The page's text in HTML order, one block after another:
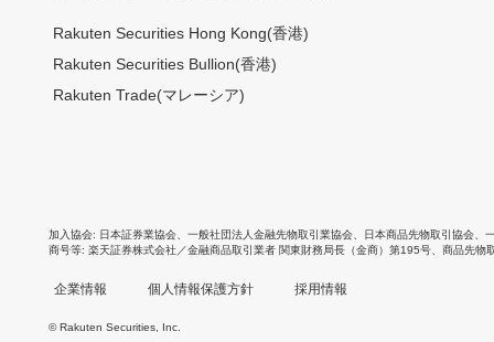
Rakuten Securities Hong Kong(香港)
Rakuten Securities Bullion(香港)
Rakuten Trade(マレーシア)
加入協会 日本証券業協会 一般社団法人金融先物取引業協会 日本商品先物取引協会
商号等 楽天証券株式会社／金融商品取引業者 関東財務局長（金商）第195号、商品先物
企業情報 個人情報保護方針 採用情報
© Rakuten Securities, Inc.